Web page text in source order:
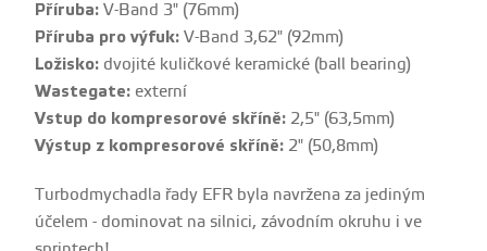
Příruba: V-Band 3" (76mm)
Příruba pro výfuk: V-Band 3,62" (92mm)
Ložisko: dvojité kuličkové keramické (ball bearing)
Wastegate: externí
Vstup do kompresorové skříně: 2,5" (63,5mm)
Výstup z kompresorové skříně: 2" (50,8mm)
Turbodmychadla řady EFR byla navržena za jediným
účelem - dominovat na silnici, závodním okruhu i ve